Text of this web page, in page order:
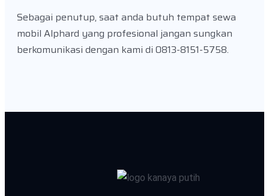
Sebagai penutup, saat anda butuh tempat sewa
mobil Alphard yang profesional jangan sungkan
berkomunikasi dengan kami di 0813-8151-5758.